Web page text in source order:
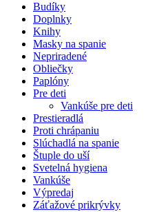
Budíky
Doplnky
Knihy
Masky na spanie
Nepriradené
Obliečky
Paplóny
Pre deti
Vankúše pre deti
Prestieradlá
Proti chrápaniu
Slúchadlá na spanie
Štuple do uší
Svetelná hygiena
Vankúše
Výpredaj
Záťažové prikrývky